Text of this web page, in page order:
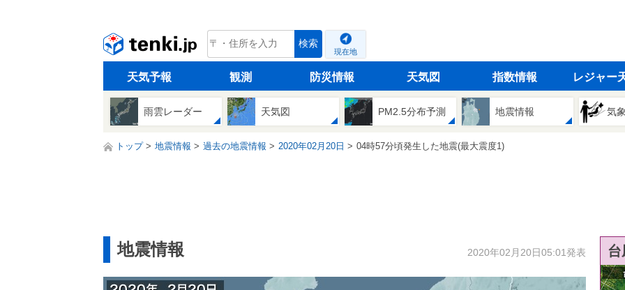
tenki.jp 検索
現在地
天気予報 観測 防災情報 天気図 指数情報 レジャー
雨雲レーダー 天気図 PM2.5分布予測 地震情報 気
トップ 地震情報 過去の地震情報 2020年02月20日 04時57分頃発生した地震(最大震度1)
地震情報 2020年02月20日05:01発表